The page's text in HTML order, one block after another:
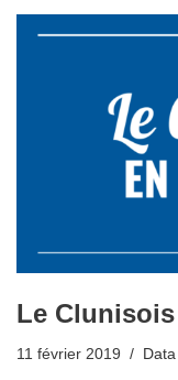
Le
11 février 2019 Data